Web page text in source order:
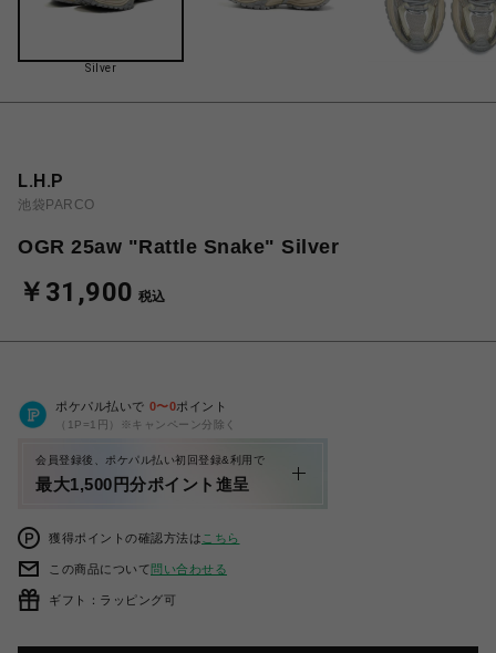
Silver
L.H.P
池袋PARCO
OGR 25aw "Rattle Snake" Silver
￥31,900 税込
ポケパル払いで 0〜0ポイント
（1P=1円）※キャンペーン分除く
会員登録後、ポケパル払い初回登録&利用で
最大1,500円分ポイント進呈
獲得ポイントの確認方法は こちら
この商品について問い合わせる
ギフト：ラッピング可